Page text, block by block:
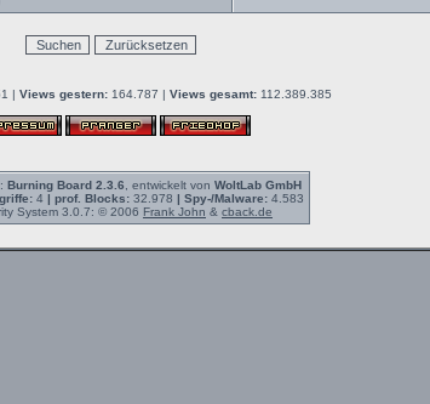
| Views gestern: 164.787 | Views gesamt: 112.389.385
Burning Board 2.3.6 , entwickelt von WoltLab GmbH
4 | prof. Blocks:32.978 | Spy-/Malware:4.583
System 3.0.7: © 2006 Frank John & cback.de